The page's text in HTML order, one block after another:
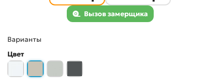
Вызов замерщика
Варианты
Цвет